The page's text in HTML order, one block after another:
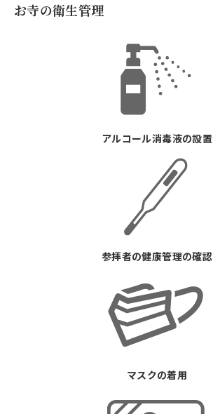
お寺の衛生管理
アルコール消毒液の設置
参拝者の健康管理の確認
マスクの着用